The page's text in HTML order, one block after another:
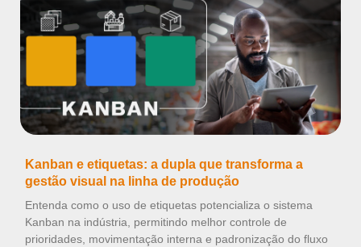
Kanban e etiquetas: a dupla que transforma a
gestão visual na linha de produção
Entenda como o uso de etiquetas potencializa o sistema
Kanban na indústria, permitindo melhor controle de
prioridades, movimentação interna e padronização do fluxo